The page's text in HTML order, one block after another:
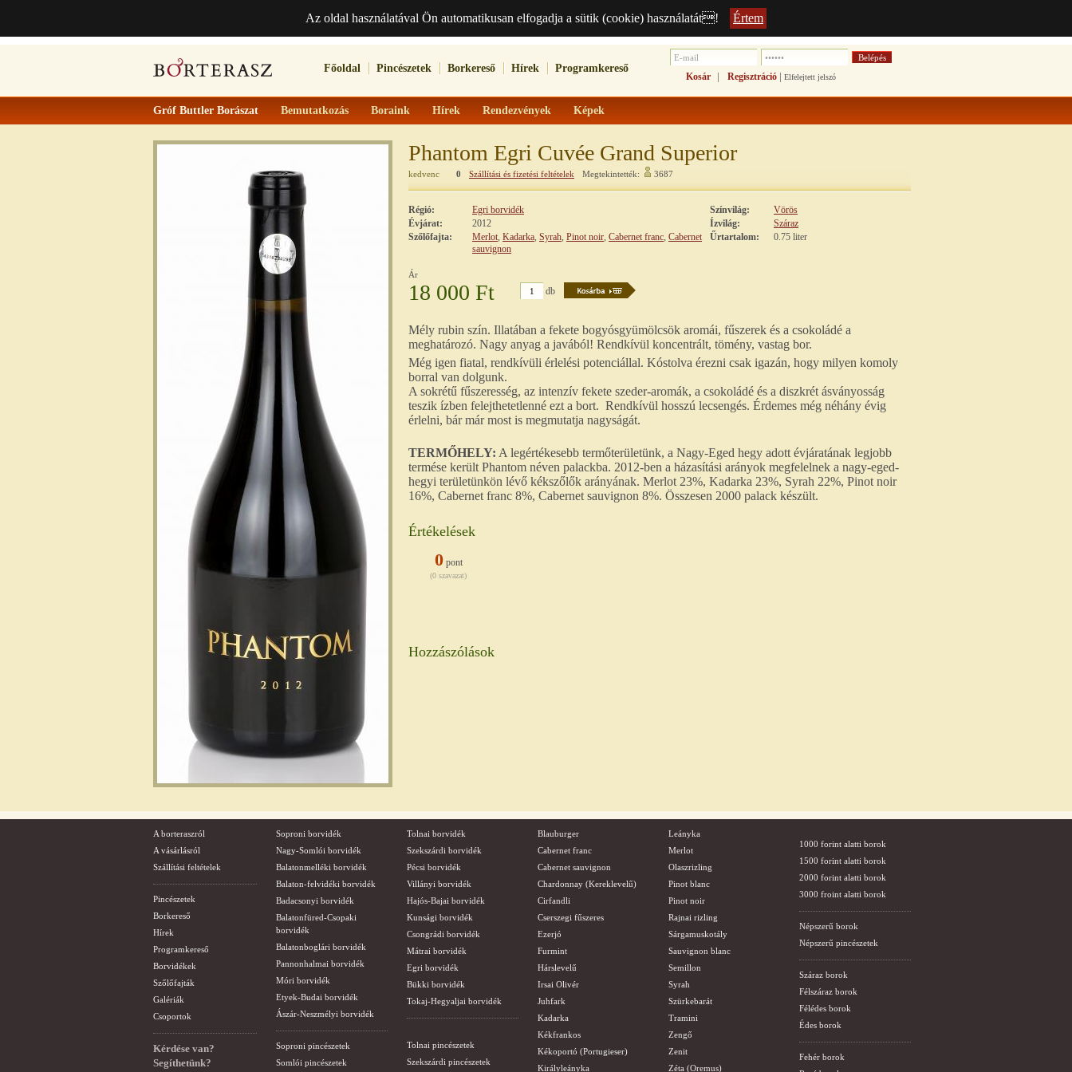
Az oldal használatával Ön automatikusan elfogadja a sütik (cookie) használatát! Értem
Főoldal Pincészetek Borkereső Hírek Programkereső
Kosár | Regisztráció | Elfelejtett jelszó
Gróf Buttler Borászat Bemutatkozás Boraink Hírek Rendezvények Képek
Phantom Egri Cuvée Grand Superior
kedvenc 0 Szállítási és fizetési feltételek Megtekintették: 3687
Régió:
Egri borvidék
Évjárat:
2012
Szőlőfajta:
Merlot, Kadarka, Syrah, Pinot noir, Cabernet franc, Cabernet
sauvignon
Színvilág:
Vörös
Ízvilág:
Száraz
Űrtartalom:
0.75 liter
Ár
18 000 Ft db
Mély rubin szín. Illatában a fekete bogyósgyümölcsök aromái, fűszerek és a csokoládé a
meghatározó. Nagy anyag a javából! Rendkívül koncentrált, tömény, vastag bor.
Még igen fiatal, rendkívüli érlelési potenciállal. Kóstolva érezni csak igazán, hogy milyen komoly
borral van dolgunk.
A sokrétű fűszeresség, az intenzív fekete szeder-aromák, a csokoládé és a diszkrét ásványosság
teszik ízben felejthetetlenné ezt a bort. Rendkívül hosszú lecsengés. Érdemes még néhány évig
érlelni, bár már most is megmutatja nagyságát.
TERMŐHELY: A legértékesebb termőterületünk, a Nagy-Eged hegy adott évjáratának legjobb
termése került Phantom néven palackba. 2012-ben a házasítási arányok megfelelnek a nagy-eged-
hegyi területünkön lévő kékszőlők arányának. Merlot 23%, Kadarka 23%, Syrah 22%, Pinot noir
16%, Cabernet franc 8%, Cabernet sauvignon 8%. Összesen 2000 palack készült.
Értékelések
0pont
(0 szavazat)
Hozzászólások
A borteraszról
A vásárlásról
Szállítási feltételek
Pincészetek
Borkereső
Hírek
Programkereső
Borvidékek
Szőlőfajták
Galériák
Csoportok
Kérdése van?
Segíthetünk?
Soproni borvidék
Nagy-Somlói borvidék
Balatonmelléki borvidék
Balaton-felvidéki borvidék
Badacsonyi borvidék
Balatonfüred-Csopaki
borvidék
Balatonboglári borvidék
Pannonhalmai borvidék
Móri borvidék
Etyek-Budai borvidék
Ászár-Neszmélyi borvidék
Soproni pincészetek
Somlói pincészetek
Tolnai borvidék
Szekszárdi borvidék
Pécsi borvidék
Villányi borvidék
Hajós-Bajai borvidék
Kunsági borvidék
Csongrádi borvidék
Mátrai borvidék
Egri borvidék
Bükki borvidék
Tokaj-Hegyaljai borvidék
Tolnai pincészetek
Szekszárdi pincészetek
Blauburger
Cabernet franc
Cabernet sauvignon
Chardonnay (Kereklevelű)
Cirfandli
Cserszegi fűszeres
Ezerjó
Furmint
Hárslevelű
Irsai Olivér
Juhfark
Kadarka
Kékfrankos
Kékoportó (Portugieser)
Királyleányka
Leányka
Merlot
Olaszrizling
Pinot blanc
Pinot noir
Rajnai rizling
Sárgamuskotály
Sauvignon blanc
Semillon
Syrah
Szürkebarát
Tramini
Zengő
Zenit
Zéta (Oremus)
1000 forint alatti borok
1500 forint alatti borok
2000 forint alatti borok
3000 froint alatti borok
Népszerű borok
Népszerű pincészetek
Száraz borok
Félszáraz borok
Félédes borok
Édes borok
Fehér borok